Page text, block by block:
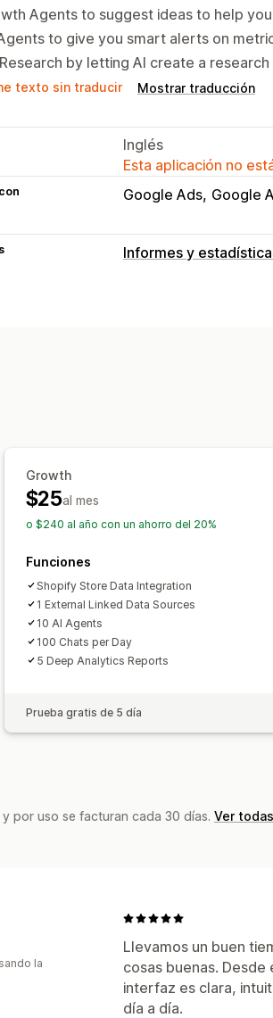
Agents to suggest ideas to help
to give you smart alerts on
by letting AI create a
texto sin traducir Mostrar traducción
Inglés
Esta aplicación no
Google Ads Google
Informes y
Panel de control de
Growth
$25al mes
o $240 al año con un ahorro del 20%
Funciones
Shopify Store Data Integration
1 External Linked Data Sources
10 AI Agents
100 Chats per Day
5 Deep Analytics Reports
Prueba gratis de 5 día
por uso se facturan cada 30 días. Ver
Llevamos un buen
cosas buenas.
interfaz es clara,
día a día.
la